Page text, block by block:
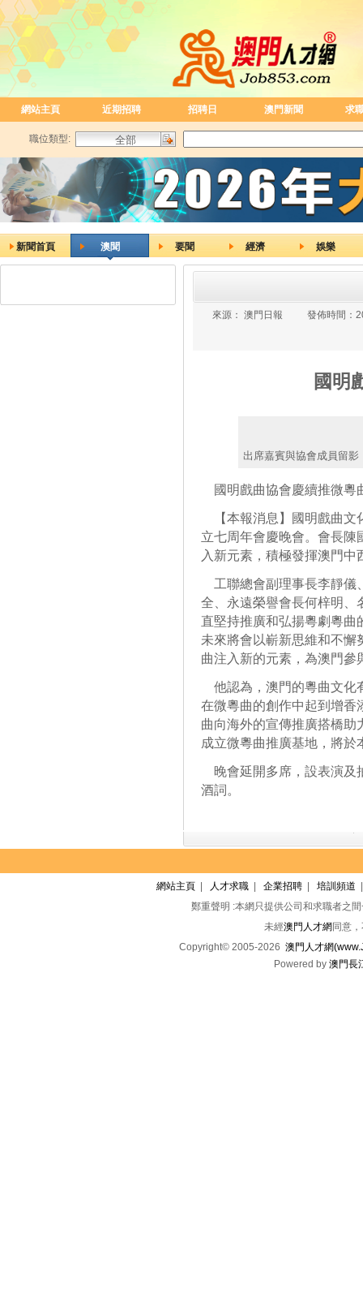
網站主頁 近期招聘 招聘日 澳門新聞 求
職位類型:
新聞首頁 澳聞 要聞 經濟 娛樂
來源： 澳門日報 發佈時間：
國明
出席嘉賓與協會成員留影
國明戲曲協會慶續推微粵
【本報消息】國明戲曲文
立七周年會慶晚會。會長陳
入新元素，積極發揮澳門
工聯總會副理事長李靜儀
全、永遠榮譽會長何梓明、
直堅持推廣和弘揚粵劇粵曲
未來將會以嶄新思維和不懈
曲注入新的元素，為澳門參
他認為，澳門的粵曲文化
在微粵曲的創作中起到增香
曲向海外的宣傳推廣搭橋助
成立微粵曲推廣基地，將於
晚會延開多席，設表演及
酒詞。
網站主頁 人才求職 企業招聘 培訓頻道
鄭重聲明 :本網只提供公司和求職者之
未經澳門人才網 同意
Copyright© 2005-2026 澳門人才網
Powered by 澳門長